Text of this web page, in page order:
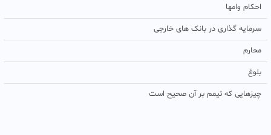
احکام وامها
سرمایه گذاری در بانک های خارجی
محارم
بلوغ
چیزهایی که تیمم بر آن صحیح است